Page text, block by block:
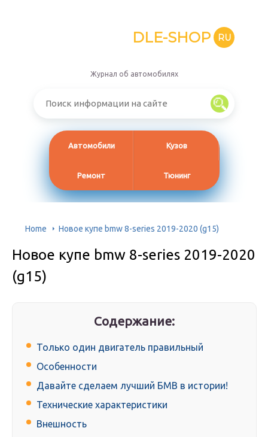
DLE-SHOP RU
Журнал об автомобилях
Автомобили Кузов
Ремонт Тюнинг
Home Новое купе bmw 8-series 2019-2020 (g15)
Новое купе bmw 8-series 2019-2020
(g15)
Содержание:
Только один двигатель правильный
Особенности
Давайте сделаем лучший БМВ в истории!
Технические характеристики
Внешность